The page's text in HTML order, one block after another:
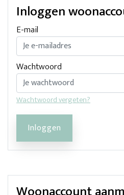
Inloggen
E-mail
Wachtwoord
Wachtwoord vergeten?
Inloggen